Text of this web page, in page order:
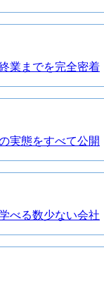
業までを完全密着
実態をすべて公開
べる数少ない会社